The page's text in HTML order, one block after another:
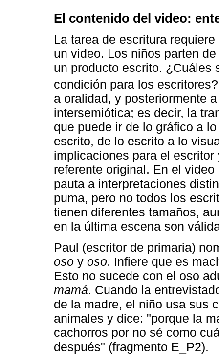
El contenido del video:
La tarea de escritura
un video. Los niños parten
un producto escrito. ¿Cuáles
condición para los
a oralidad, y posteriormente
intersemiótica; es decir, la
que puede ir de lo gráfico a
escrito, de lo escrito a lo
implicaciones para el
referente original. En el
pauta a interpretaciones
puma, pero no todos los
tienen diferentes tamaños,
en la última escena son
Paul (escritor de primaria)
oso y oso. Infiere que es
Esto no sucede con el oso
mamá. Cuando la
de la madre, el niño usa sus
animales y dice: "porque la
cachorros por no sé como
después" (fragmento E_P2).